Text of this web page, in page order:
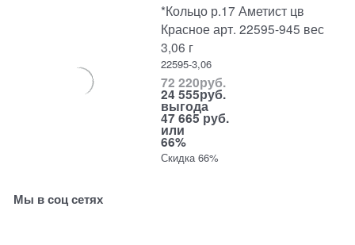
*Кольцо р.17 Аметист цв
Красное арт. 22595-945 вес
3,06 г
22595-3,06
72 220руб.
24 555руб.
выгода
47 665 руб.
или
66%
Скидка 66%
Мы в соц сетях